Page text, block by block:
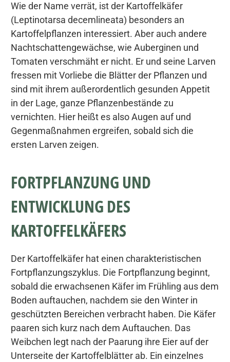
Wie der Name verrät, ist der Kartoffelkäfer
(Leptinotarsa decemlineata) besonders an
Kartoffelpflanzen interessiert. Aber auch andere
Nachtschattengewächse, wie Auberginen und
Tomaten verschmäht er nicht. Er und seine Larven
fressen mit Vorliebe die Blätter der Pflanzen und
sind mit ihrem außerordentlich gesunden Appetit
in der Lage, ganze Pflanzenbestände zu
vernichten. Hier heißt es also Augen auf und
Gegenmaßnahmen ergreifen, sobald sich die
ersten Larven zeigen.
FORTPFLANZUNG UND
ENTWICKLUNG DES
KARTOFFELKÄFERS
Der Kartoffelkäfer hat einen charakteristischen
Fortpflanzungszyklus. Die Fortpflanzung beginnt,
sobald die erwachsenen Käfer im Frühling aus dem
Boden auftauchen, nachdem sie den Winter in
geschützten Bereichen verbracht haben. Die Käfer
paaren sich kurz nach dem Auftauchen. Das
Weibchen legt nach der Paarung ihre Eier auf der
Unterseite der Kartoffelblätter ab. Ein einzelnes